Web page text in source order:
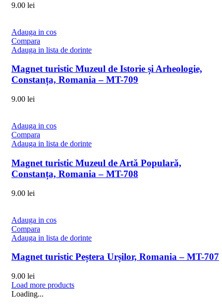
9.00 lei
Adauga in cos
Compara
Adauga in lista de dorinte
Magnet turistic Muzeul de Istorie și Arheologie,
Constanța, Romania – MT-709
9.00 lei
Adauga in cos
Compara
Adauga in lista de dorinte
Magnet turistic Muzeul de Artă Populară,
Constanța, Romania – MT-708
9.00 lei
Adauga in cos
Compara
Adauga in lista de dorinte
Magnet turistic Peștera Urșilor, Romania – MT-707
9.00 lei
Load more products
Loading...